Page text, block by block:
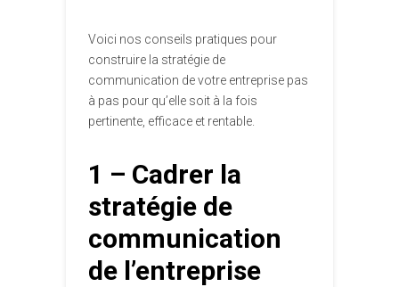
Voici nos conseils pratiques pour
construire la stratégie de
communication de votre entreprise pas
à pas pour qu’elle soit à la fois
pertinente, efficace et rentable.
1 – Cadrer la
stratégie de
communication
de l’entreprise